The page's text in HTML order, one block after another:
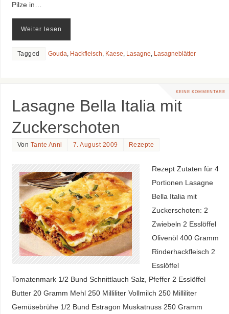
Pilze in…
Weiter lesen
Tagged Gouda Hackfleisch Kaese Lasagne Lasagneblätter
KEINE KOMMENTARE
Lasagne Bella Italia mit
Zuckerschoten
Von Tante Anni 7. August 2009 Rezepte
Rezept Zutaten für 4
Portionen Lasagne
Bella Italia mit
Zuckerschoten: 2
Zwiebeln 2 Esslöffel
Olivenöl 400 Gramm
Rinderhackfleisch 2
Esslöffel
Tomatenmark 1/2 Bund Schnittlauch Salz, Pfeffer 2 Esslöffel
Butter 20 Gramm Mehl 250 Milliliter Vollmilch 250 Milliliter
Gemüsebrühe 1/2 Bund Estragon Muskatnuss 250 Gramm